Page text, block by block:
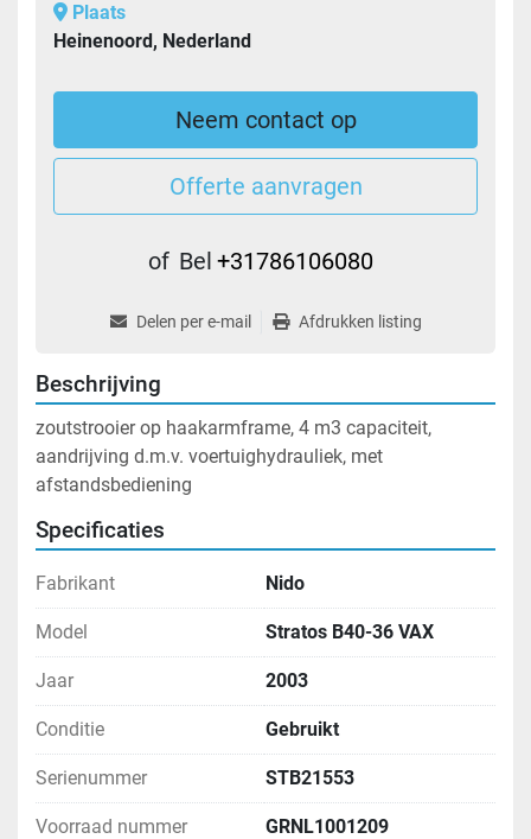
Plaats
Heinenoord, Nederland
Neem contact op
Offerte aanvragen
of Bel +31786106080
Delen per e-mail Afdrukken listing
Beschrijving
zoutstrooier op haakarmframe, 4 m3 capaciteit,
aandrijving d.m.v. voertuighydrauliek, met
afstandsbediening
Specificaties
Fabrikant Nido
Model Stratos B40-36 VAX
Jaar 2003
Conditie Gebruikt
Serienummer STB21553
Voorraad nummer GRNL1001209